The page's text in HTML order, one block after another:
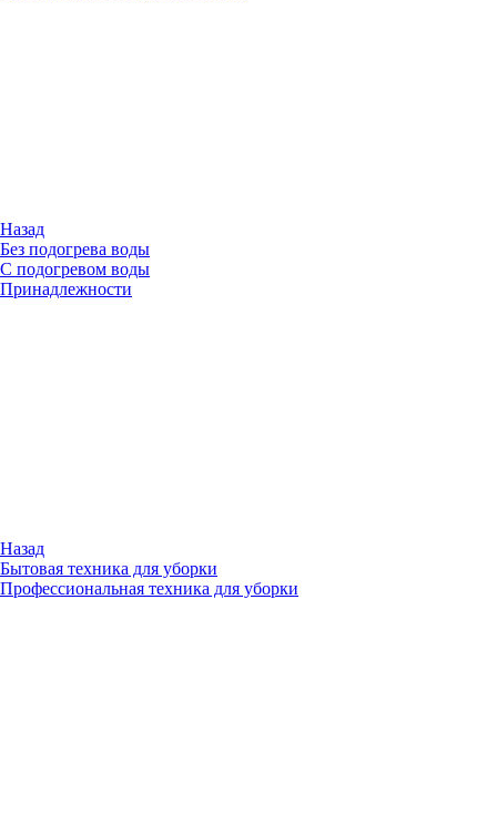
Назад
Без подогрева воды
С подогревом воды
Принадлежности
Назад
Бытовая техника для уборки
Профессиональная техника для уборки